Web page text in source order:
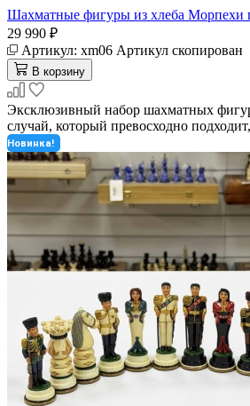
Шахматные фигуры из хлеба Морпехи
29 990 ₽
Артикул: xm06 Артикул скопирован
В корзину
Эксклюзивный набор шахматных
случай, который превосходно
Новинка!